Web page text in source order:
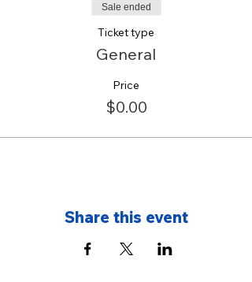
Sale ended
Ticket type
General
Price
$0.00
Share this event